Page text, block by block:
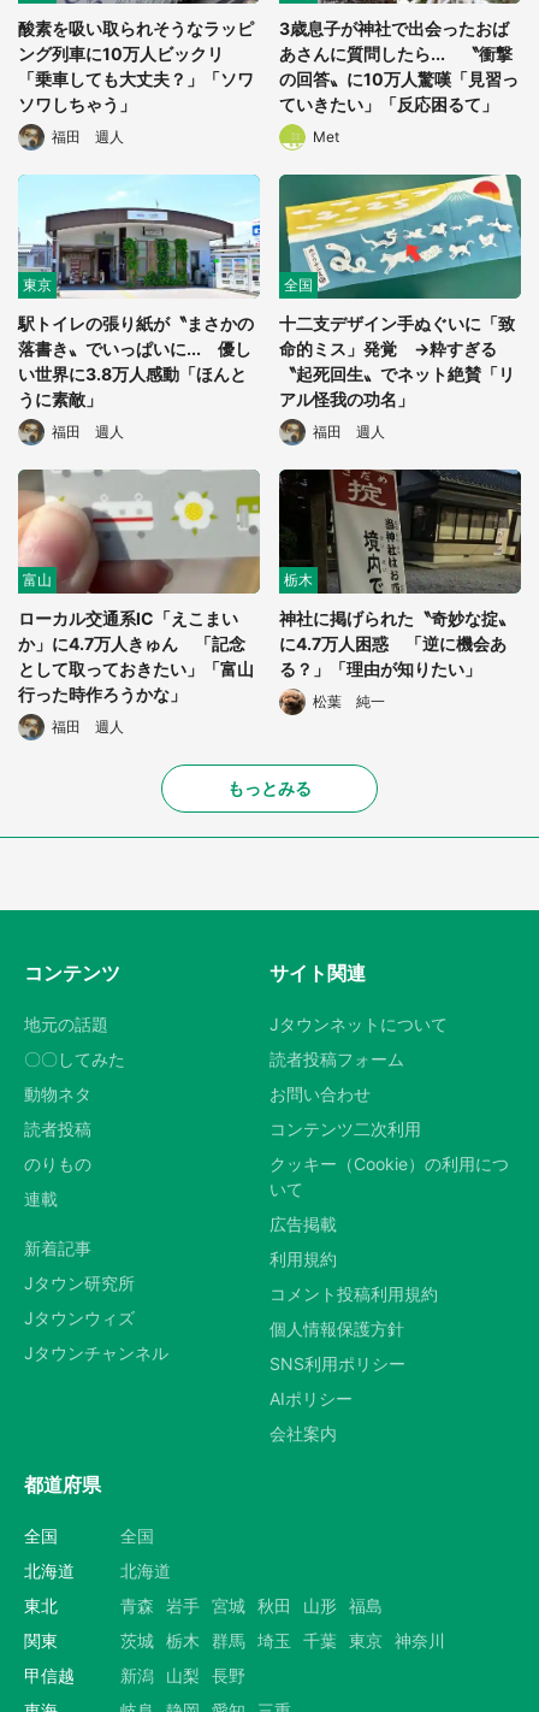
酸素を吸い取られそうなラッピ
ング列車に10万人ビックリ
「乗車しても大丈夫？」「ソワ
ソワしちゃう」
福田 週人
3歳息子が神社で出会ったおば
あさんに質問したら... 〝衝撃
の回答〟に10万人驚嘆「見習っ
ていきたい」「反応困るて」
Met
東京
駅トイレの張り紙が〝まさかの
落書き〟でいっぱいに... 優し
い世界に3.8万人感動「ほんと
うに素敵」
福田 週人
全国
十二支デザイン手ぬぐいに「致
命的ミス」発覚 →粋すぎる
〝起死回生〟でネット絶賛「リ
アル怪我の功名」
福田 週人
富山
ローカル交通系IC「えこまい
か」に4.7万人きゅん 「記念
として取っておきたい」「富山
行った時作ろうかな」
福田 週人
栃木
神社に掲げられた〝奇妙な掟〟
に4.7万人困惑 「逆に機会あ
る？」「理由が知りたい」
松葉 純一
もっとみる
コンテンツ
地元の話題
〇〇してみた
動物ネタ
読者投稿
のりもの
連載
新着記事
Jタウン研究所
Jタウンウィズ
Jタウンチャンネル
サイト関連
Jタウンネットについて
読者投稿フォーム
お問い合わせ
コンテンツ二次利用
クッキー（Cookie）の利用につ
いて
広告掲載
利用規約
コメント投稿利用規約
個人情報保護方針
SNS利用ポリシー
AIポリシー
会社案内
都道府県
全国
全国
北海道
北海道
東北
青森 岩手 宮城 秋田 山形 福島
関東
茨城 栃木 群馬 埼玉 千葉 東京 神奈川
甲信越
新潟 山梨
長野